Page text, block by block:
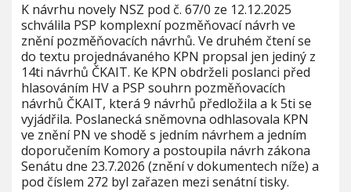
K návrhu novely NSZ pod č. 67/0 ze 12.12.2025
schválila PSP komplexní pozměňovací návrh ve
znění pozměňovacích návrhů. Ve druhém čtení se
do textu projednávaného KPN propsal jen jediný z
14ti návrhů ČKAIT. Ke KPN obdrželi poslanci před
hlasováním HV a PSP souhrn pozměňovacích
návrhů ČKAIT, která 9 návrhů předložila a k 5ti se
vyjádřila. Poslanecká sněmovna odhlasovala KPN
ve znění PN ve shodě s jedním návrhem a jedním
doporučením Komory a postoupila návrh zákona
Senátu dne 23.7.2026 (znění v dokumentech níže) a
pod číslem 272 byl zařazen mezi senátní tisky.